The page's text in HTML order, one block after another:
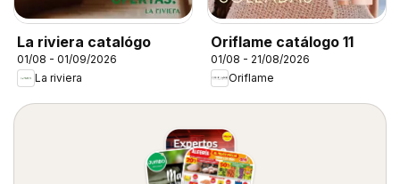
La riviera catalógo
01/08 - 01/09/2026
La riviera
Oriflame catálogo 11
01/08 - 21/08/2026
Oriflame